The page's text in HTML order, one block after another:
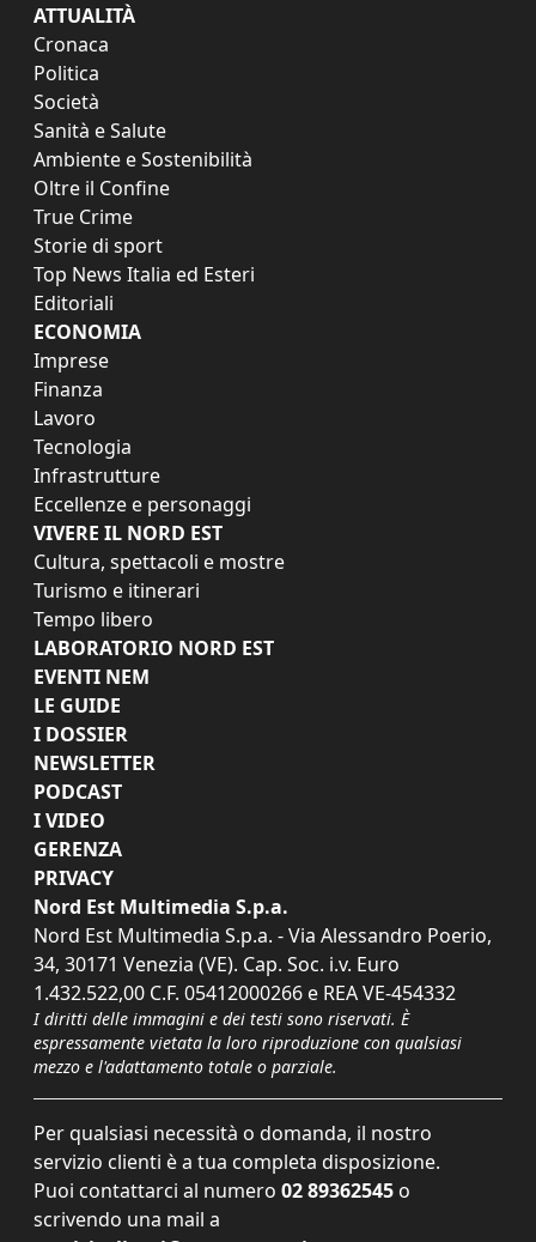
ATTUALITÀ
Cronaca
Politica
Società
Sanità e Salute
Ambiente e Sostenibilità
Oltre il Confine
True Crime
Storie di sport
Top News Italia ed Esteri
Editoriali
ECONOMIA
Imprese
Finanza
Lavoro
Tecnologia
Infrastrutture
Eccellenze e personaggi
VIVERE IL NORD EST
Cultura, spettacoli e mostre
Turismo e itinerari
Tempo libero
LABORATORIO NORD EST
EVENTI NEM
LE GUIDE
I DOSSIER
NEWSLETTER
PODCAST
I VIDEO
GERENZA
PRIVACY
Nord Est Multimedia S.p.a.
Nord Est Multimedia S.p.a. - Via Alessandro Poerio,
34, 30171 Venezia (VE). Cap. Soc. i.v. Euro
1.432.522,00 C.F. 05412000266 e REA VE-454332
I diritti delle immagini e dei testi sono riservati. È
espressamente vietata la loro riproduzione con qualsiasi
mezzo e l'adattamento totale o parziale.
Per qualsiasi necessità o domanda, il nostro
servizio clienti è a tua completa disposizione.
Puoi contattarci al numero 02 89362545 o
scrivendo una mail a